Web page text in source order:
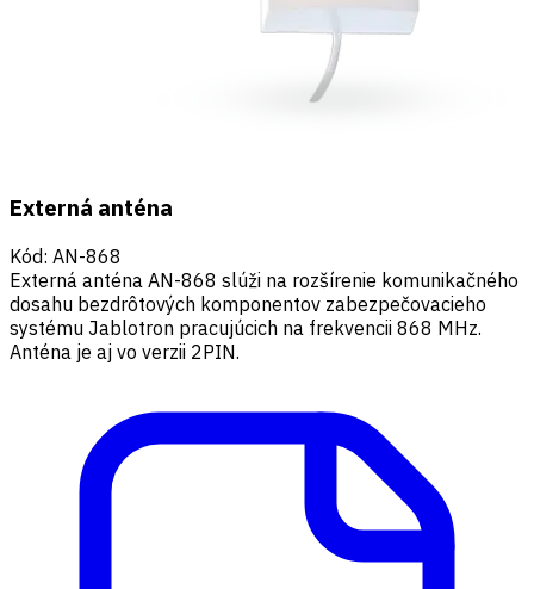
Externá anténa
Kód: AN-868
Externá anténa AN-868 slúži na rozšírenie komunikačného
dosahu bezdrôtových komponentov zabezpečovacieho
systému Jablotron pracujúcich na frekvencii 868 MHz.
Anténa je aj vo verzii 2PIN.